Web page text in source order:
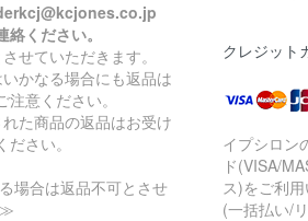
ください。
せていただきます。
かなる場合にも返品は
意ください。
た商品の返品はお受け
さい。
場合は返品不可とさせ
≫
クレジット
イプシロン
ド(VISA/
ス)をご利用
(一括払い/